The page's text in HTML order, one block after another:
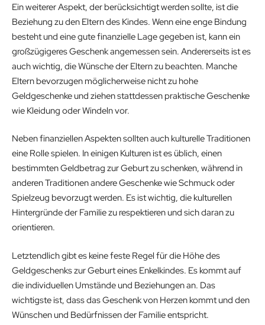
Ein weiterer Aspekt, der berücksichtigt werden sollte, ist die
Beziehung zu den Eltern des Kindes. Wenn eine enge Bindung
besteht und eine gute finanzielle Lage gegeben ist, kann ein
großzügigeres Geschenk angemessen sein. Andererseits ist es
auch wichtig, die Wünsche der Eltern zu beachten. Manche
Eltern bevorzugen möglicherweise nicht zu hohe
Geldgeschenke und ziehen stattdessen praktische Geschenke
wie Kleidung oder Windeln vor.
Neben finanziellen Aspekten sollten auch kulturelle Traditionen
eine Rolle spielen. In einigen Kulturen ist es üblich, einen
bestimmten Geldbetrag zur Geburt zu schenken, während in
anderen Traditionen andere Geschenke wie Schmuck oder
Spielzeug bevorzugt werden. Es ist wichtig, die kulturellen
Hintergründe der Familie zu respektieren und sich daran zu
orientieren.
Letztendlich gibt es keine feste Regel für die Höhe des
Geldgeschenks zur Geburt eines Enkelkindes. Es kommt auf
die individuellen Umstände und Beziehungen an. Das
wichtigste ist, dass das Geschenk von Herzen kommt und den
Wünschen und Bedürfnissen der Familie entspricht.